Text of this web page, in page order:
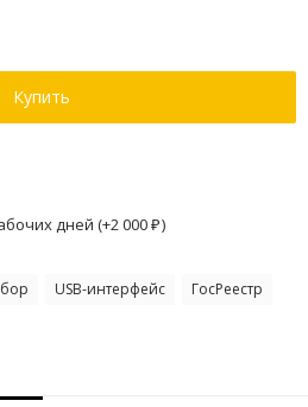
Купить
дней (+2 000₽)
USB-интерфейс ГосРеестр